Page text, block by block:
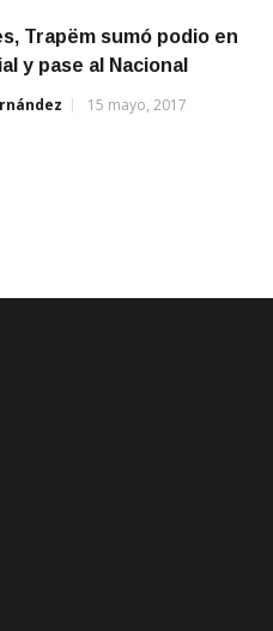
Trapëm sumó podio en
y pase al Nacional
15 mayo, 2017